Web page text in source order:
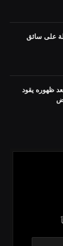
على سائق
ظهوره يقود